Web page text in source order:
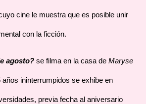
cine le muestra que es posible unir
con la ficción.
agosto? se filma en la casa de Maryse
años ininterrumpidos se exhibe en
previa fecha al aniversario